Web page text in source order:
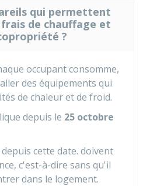
qui permettent
de chauffage et
?
occupant consomme,
des équipements qui
de chaleur et de froid.
depuis le 25 octobre
cette date. doivent
c'est-à-dire sans qu'il
dans le logement.